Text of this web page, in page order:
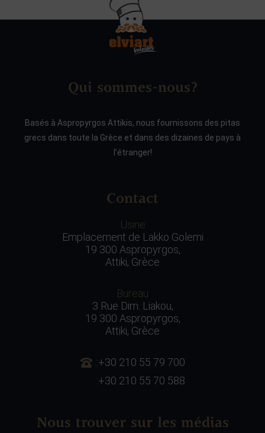
Qui sommes-nous?
Basés à Aspropyrgos Attikis, nous fournissons des pitas
grecs dans toute la Grèce et dans des dizaines de pays à
l’étranger!
Contact
Usine
Emplacement de Lakko Golemi
19 300 Aspropyrgos,
Attiki, Grèce
Bureau
3 Rue Dim. Liakou,
19 300 Aspropyrgos,
Attiki, Grèce
:+30 210 55 79 700
:+30 210 55 70 588
Nous trouver sur les médias